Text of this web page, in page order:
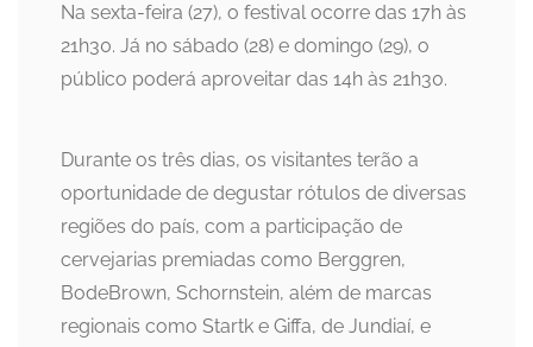
Na sexta-feira (27), o festival ocorre das 17h às
21h30. Já no sábado (28) e domingo (29), o
público poderá aproveitar das 14h às 21h30.
Durante os três dias, os visitantes terão a
oportunidade de degustar rótulos de diversas
regiões do país, com a participação de
cervejarias premiadas como Berggren,
BodeBrown, Schornstein, além de marcas
regionais como Startk e Giffa, de Jundiaí, e